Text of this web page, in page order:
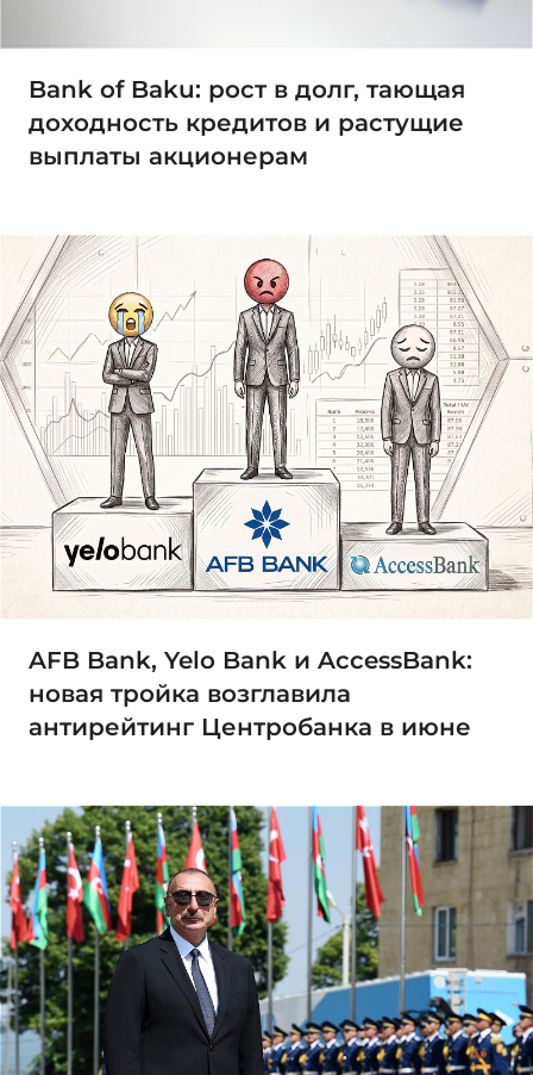
Bank of Baku: рост в долг, тающая
доходность кредитов и растущие
выплаты акционерам
AFB Bank, Yelo Bank и AccessBank:
новая тройка возглавила
антирейтинг Центробанка в июне